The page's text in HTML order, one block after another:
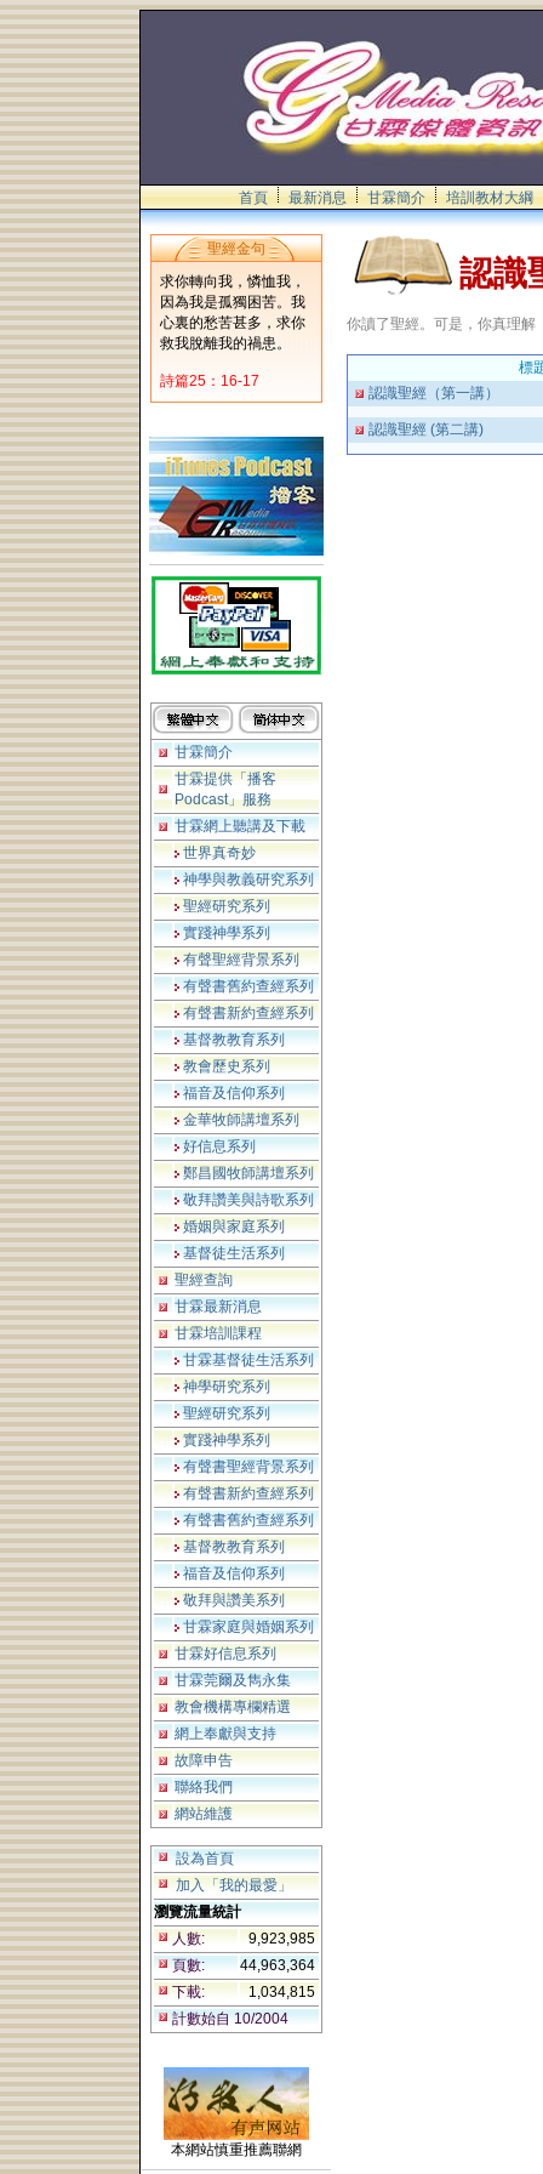
首頁 最新消息 甘霖簡介 培訓教材大綱
聖經金句
求你轉向我，憐恤我，
因為我是孤獨困苦。我
心裏的愁苦甚多，求你
救我脫離我的禍患。
詩篇25：16-17
甘霖簡介
甘霖提供「播客
Podcast」服務
甘霖網上聽講及下載
世界真奇妙
神學與教義研究系列
聖經研究系列
實踐神學系列
有聲聖經背景系列
有聲書舊約查經系列
有聲書新約查經系列
基督教教育系列
教會歷史系列
福音及信仰系列
金華牧師講壇系列
好信息系列
鄭昌國牧師講壇系列
敬拜讚美與詩歌系列
婚姻與家庭系列
基督徒生活系列
聖經查詢
甘霖最新消息
甘霖培訓課程
甘霖基督徒生活系列
神學研究系列
聖經研究系列
實踐神學系列
有聲書聖經背景系列
有聲書新約查經系列
有聲書舊約查經系列
基督教教育系列
福音及信仰系列
敬拜與讚美系列
甘霖家庭與婚姻系列
甘霖好信息系列
甘霖莞爾及雋永集
教會機構專欄精選
網上奉獻與支持
故障申告
聯絡我們
網站維護
設為首頁
加入「我的最愛」
瀏覽流量統計
人數:
9,923,985
頁數:
44,963,364
下載:
1,034,815
計數始自 10/2004
本網站慎重推薦聯網
認識
你讀了聖經。可是，你真理解
標
認識聖經（第一講）
認識聖經 (第二講)